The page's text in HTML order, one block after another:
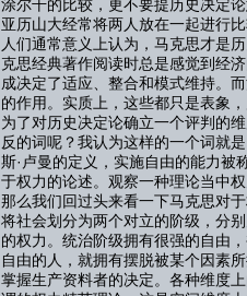
涂尔干的比较，更不要提历史决定
亚历山大经常将两人放在一起进行
人们通常意义上认为，马克思才是
克思经典著作阅读时总是感觉到经
成决定了适应、整合和模式维持。
的作用。实质上，这些都只是表象
为了对历史决定论确立一个评判的
反的词呢？我认为这样的一个词就
斯·卢曼的定义，实施自由的能力被
于权力的论述。观察一种理论当中
那么我们回过头来看一下马克思对
将社会划分为两个对立的阶级，分
的权力。统治阶级拥有很强的自由
自由的人，就拥有摆脱被某个因素
掌握生产资料者的决定。各种维度